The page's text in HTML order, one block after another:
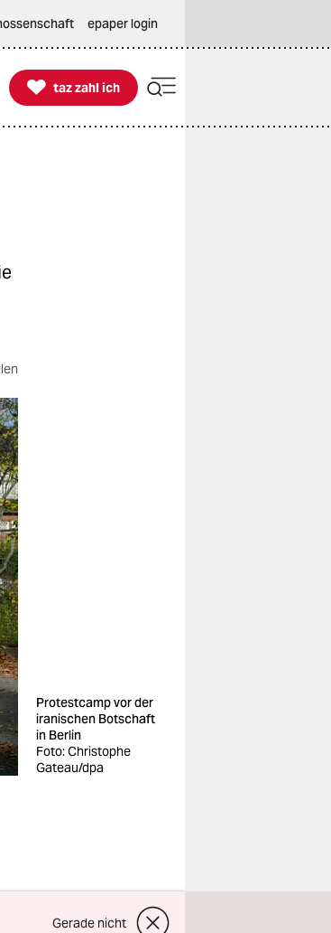
epaper login

taz zahl ich
taz zahl ich
Protestcamp vor der
iranischen Botschaft
in Berlin
Foto: Christophe
Gateau/dpa
Gerade nicht